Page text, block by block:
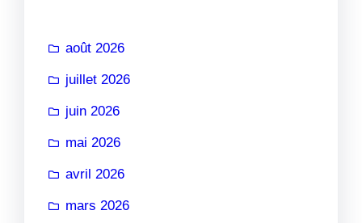
août 2026
juillet 2026
juin 2026
mai 2026
avril 2026
mars 2026